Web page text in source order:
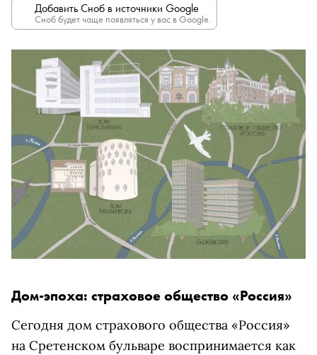
Добавить Сноб в источники Google
Сноб будет чаще появляться у вас в Google.
Дом-эпоха: страховое общество «Россия»
Сегодня дом страхового общества «Россия»
на Сретенском бульваре воспринимается как